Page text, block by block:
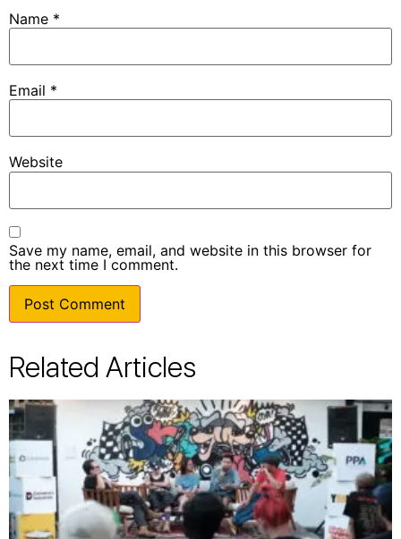
Name *
Email *
Website
Save my name, email, and website in this browser for
the next time I comment.
Related Articles